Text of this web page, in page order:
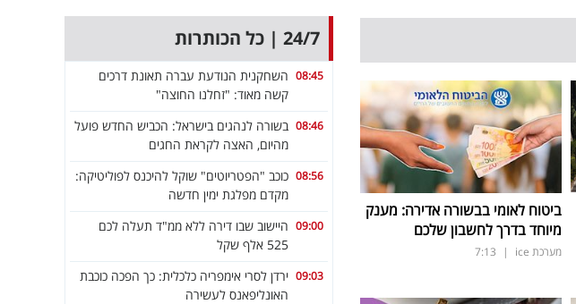
ביטוח לאומי בבשורה אדירה: מענק
מיוחד בדרך לחשבון שלכם
מערכת ice |
7:13
24/7 | כל הכותרות
08:45 השחקנית הנודעת עברה תאונת דרכים
קשה מאוד: "זחלנו החוצה"
08:46 בשורה לנהגים בישראל: הכביש החדש פועל
מהיום, האצה לקראת החגים
08:56 כוכב "הפטריוטים" שוקל להיכנס לפוליטיקה:
מקדם מפלגת ימין חדשה
09:00 היישוב שבו דירה ללא ממ"ד תעלה לכם
525 אלף שקל
09:03 ירדן לסרי אימפריה כלכלית: כך הפכה כוכבת
האונליפאנס לעשירה